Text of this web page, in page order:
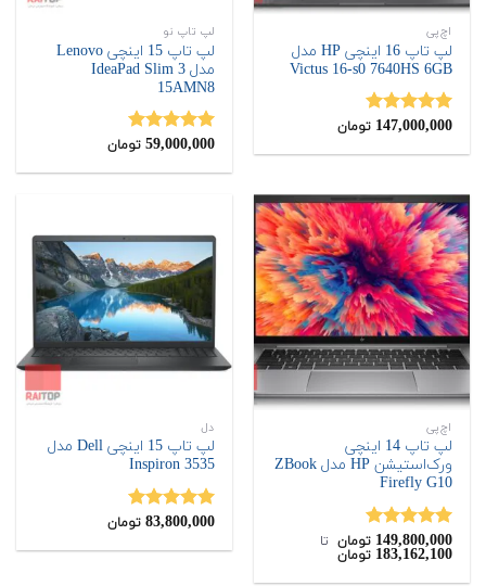
اچ‌پی
لپ تاپ 16 اینچی HP مدل
Victus 16-s0 7640HS 6GB
نمره5.00
147,000,000 تومان
لپ تاپ نو
لپ تاپ 15 اینچی Lenovo
مدل IdeaPad Slim 3
15AMN8
نمره5.00
59,000,000 تومان
اچ‌پی
لپ تاپ 14 اینچی
ورک‌استیشن HP مدل ZBook
Firefly G10
نمره5.00
از 5
149,800,000 تومان ‌ تا ‌
183,162,100 تومان
دل
لپ تاپ 15 اینچی Dell مدل
Inspiron 3535
نمره5.00
83,800,000 تومان